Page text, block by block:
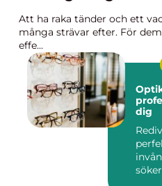
Att ha raka tänder och ett
många strävar efter. För
effe...
dig